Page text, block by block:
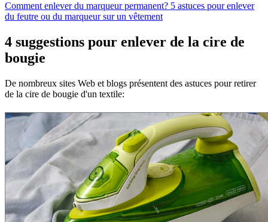
Comment enlever du marqueur permanent? 5 astuces pour enlever
du feutre ou du marqueur sur un vêtement
4 suggestions pour enlever de la cire de
bougie
De nombreux sites Web et blogs présentent des astuces pour retirer
de la cire de bougie d'un textile: